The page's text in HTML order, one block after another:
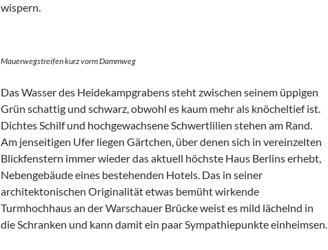
wispern.
Mauerwegstreifen kurz vorm Dammweg
Das Wasser des Heidekampgrabens steht zwischen seinem üppigen
Grün schattig und schwarz, obwohl es kaum mehr als knöcheltief ist.
Dichtes Schilf und hochgewachsene Schwertlilien stehen am Rand.
Am jenseitigen Ufer liegen Gärtchen, über denen sich in vereinzelten
Blickfenstern immer wieder das aktuell höchste Haus Berlins erhebt,
Nebengebäude eines bestehenden Hotels. Das in seiner
architektonischen Originalität etwas bemüht wirkende
Turmhochhaus an der Warschauer Brücke weist es mild lächelnd in
die Schranken und kann damit ein paar Sympathiepunkte einheimsen.